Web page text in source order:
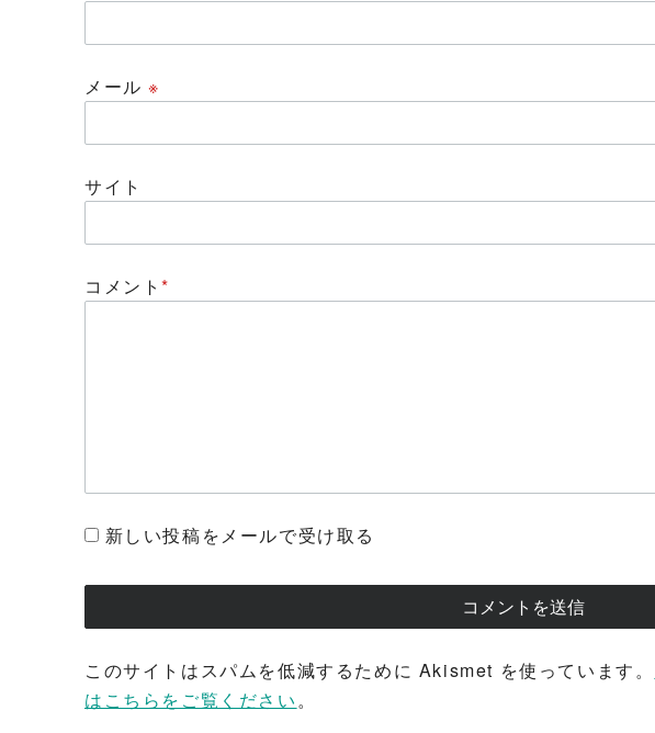
メール※
サイト
コメント*
新しい投稿をメールで受け取る
このサイトはスパムを低減するために Akismet を使っています。
はこちらをご覧ください。